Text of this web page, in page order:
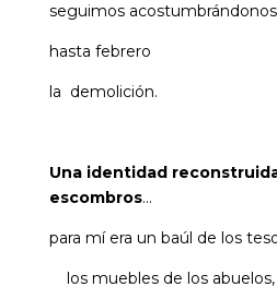
seguimos
hasta febrero
la demolición.
Una identidad
escombros…
para mí era un baúl de los
los muebles de los